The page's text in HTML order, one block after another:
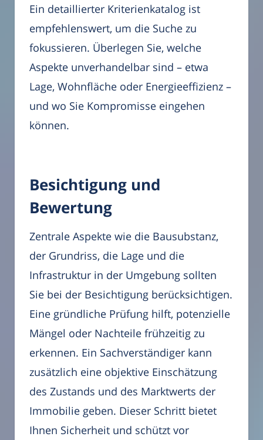
Ein detaillierter Kriterienkatalog ist
empfehlenswert, um die Suche zu
fokussieren. Überlegen Sie, welche
Aspekte unverhandelbar sind – etwa
Lage, Wohnfläche oder Energieeffizienz –
und wo Sie Kompromisse eingehen
können.
Besichtigung und
Bewertung
Zentrale Aspekte wie die Bausubstanz,
der Grundriss, die Lage und die
Infrastruktur in der Umgebung sollten
Sie bei der Besichtigung berücksichtigen.
Eine gründliche Prüfung hilft, potenzielle
Mängel oder Nachteile frühzeitig zu
erkennen. Ein Sachverständiger kann
zusätzlich eine objektive Einschätzung
des Zustands und des Marktwerts der
Immobilie geben. Dieser Schritt bietet
Ihnen Sicherheit und schützt vor